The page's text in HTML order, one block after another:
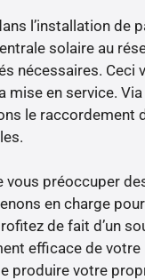
l’installation de
solaire au
nécessaires. Ceci
mise en service.
le raccordement
vous préoccuper
en charge
de fait d’un
efficace de votre
produire votre